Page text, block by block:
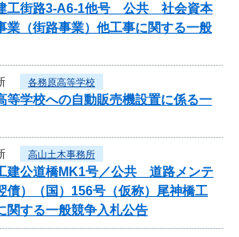
建工街路3-A6-1他号 公共 社会資本
業（街路事業）他工事に関する一般
各務原高等学校
等学校への自動販売機設置に係る一
高山土木事務所
建公道橋MK1号／公共 道路メンテ
債）（国）156号（仮称）尾神橋工
する一般競争入札公告